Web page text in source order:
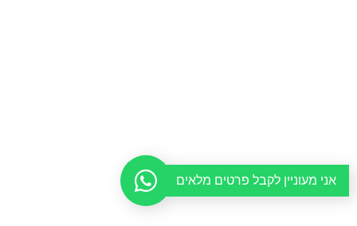
אני מעוניין לקבל פרטים מלאים